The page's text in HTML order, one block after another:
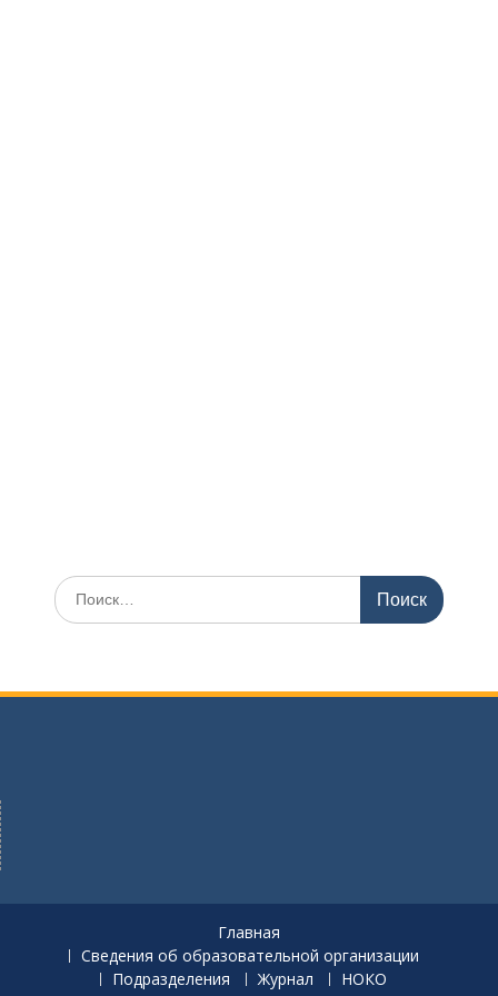
И
с
Главная
Сведения об образовательной организации
Подразделения
Журнал
НОКО